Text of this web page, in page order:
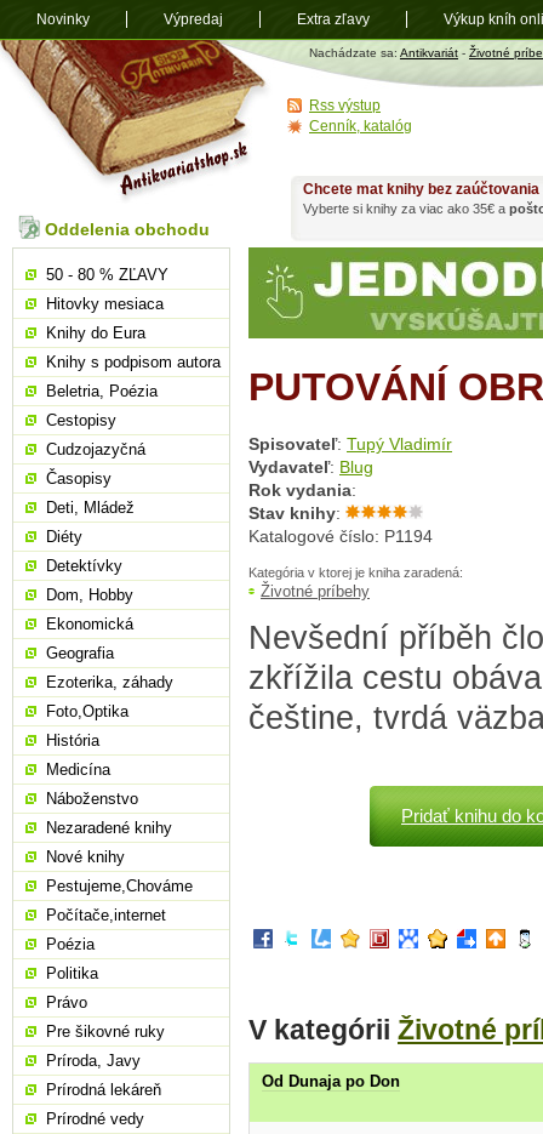
Antikvariát
shop.sk
Nachádzate sa: Antikvariát - Životné
PUTOVÁNÍ
Spisovateľ: Tupý Vladimír
Vydavateľ: Blug
Rok vydania:
Stav knihy:
Katalogové číslo: P1194
Kategória v ktorej je kniha zaradená:
Životné príbehy
Nevšední příběh
zkřížila cestu
češtine, tvrdá
Pridať knihu do
V kategórii Životné
Od Dunaja po Don
Chcete mat knihy bez
Vyberte si knihy za viac ako 35€ a
Oddelenia obchodu
50 - 80 % ZĽAVY
Hitovky mesiaca
Knihy do Eura
Knihy s podpisom autora
Beletria, Poézia
Cestopisy
Cudzojazyčná
Časopisy
Deti, Mládež
Diéty
Detektívky
Dom, Hobby
Ekonomická
Geografia
Ezoterika, záhady
Foto,Optika
História
Medicína
Náboženstvo
Nezaradené knihy
Nové knihy
Pestujeme,Chováme
Počítače,internet
Poézia
Politika
Právo
Pre šikovné ruky
Príroda, Javy
Prírodná lekáreň
Prírodné vedy
Rss výstup
Cenník, katalóg
Novinky Výpredaj Extra zľavy Výkup kníh